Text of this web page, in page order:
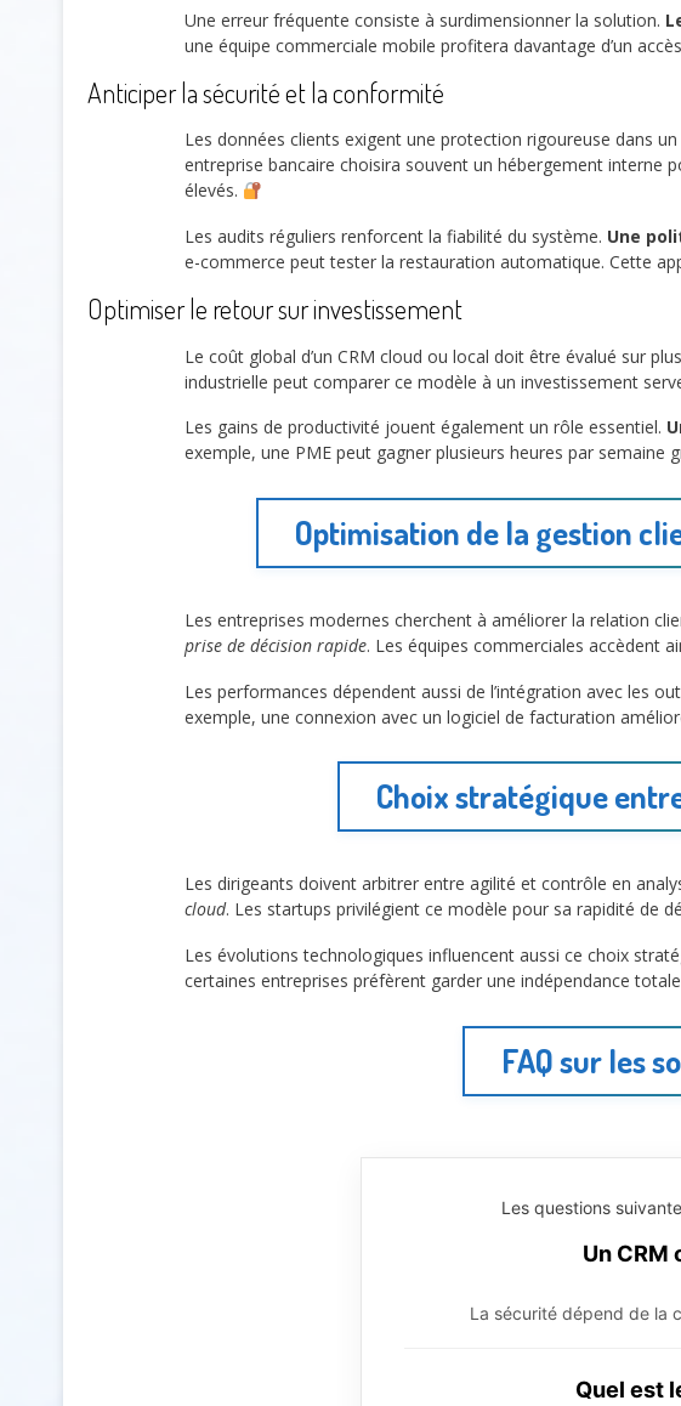
Une erreur fréquente consiste à surdimensionner la solution.
une équipe commerciale mobile profitera davantage d’un
Anticiper la sécurité et la conformité
Les données clients exigent une protection rigoureuse dans
entreprise bancaire choisira souvent un hébergement interne
élevés.
Les audits réguliers renforcent la fiabilité du système. Une
e-commerce peut tester la restauration automatique. Cette
Optimiser le retour sur investissement
Le coût global d’un CRM cloud ou local doit être évalué sur
industrielle peut comparer ce modèle à un investissement
Les gains de productivité jouent également un rôle essentiel.
exemple, une PME peut gagner plusieurs heures par
Optimisation de la gestion
Les entreprises modernes cherchent à améliorer la relation
prise de décision rapide. Les équipes commerciales accèdent
Les performances dépendent aussi de l’intégration avec les
exemple, une connexion avec un logiciel de facturation
Choix stratégique
Les dirigeants doivent arbitrer entre agilité et contrôle en
cloud. Les startups privilégient ce modèle pour sa rapidité de
Les évolutions technologiques influencent aussi ce choix
certaines entreprises préfèrent garder une indépendance
FAQ sur les
Les questions
Un
La sécurité dépend de la
Quel est